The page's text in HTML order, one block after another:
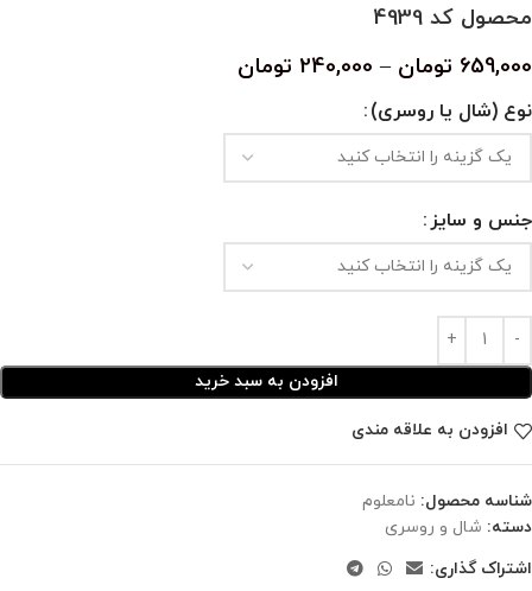
محصول کد 4939
659,000 تومان –
240,000 تومان
نوع (شال یا روسری)
جنس و سایز
افزودن به سبد خرید
افزودن به علاقه مندی
شناسه محصول: نامعلوم
دسته: شال و روسری
اشتراک گذاری: